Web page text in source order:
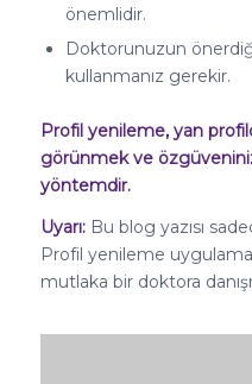
önemlidir.
Doktorunuzun
kullanmanız gerekir.
Profil yenileme, yan
görünmek ve
yöntemdir.
Uyarı:Bu blog yazısı
Profil yenileme
mutlaka bir doktora